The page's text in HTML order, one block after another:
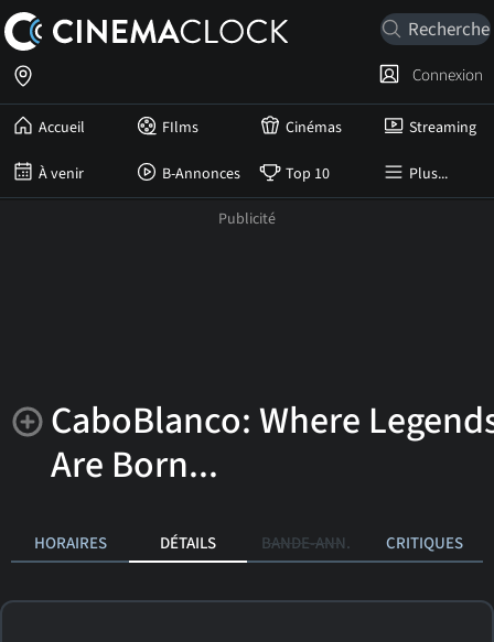
Accueil FIlms Cinémas Streaming
À venir B-Annonces Top 10 Plus...
Connexion
CaboBlanco: Where
Are Born...
HORAIRES DÉTAILS BANDE-ANN. CRITIQUES